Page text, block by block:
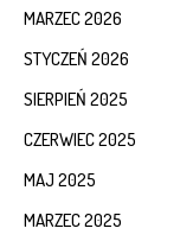
MARZEC 2026
STYCZEŃ 2026
SIERPIEŃ 2025
CZERWIEC 2025
MAJ 2025
MARZEC 2025